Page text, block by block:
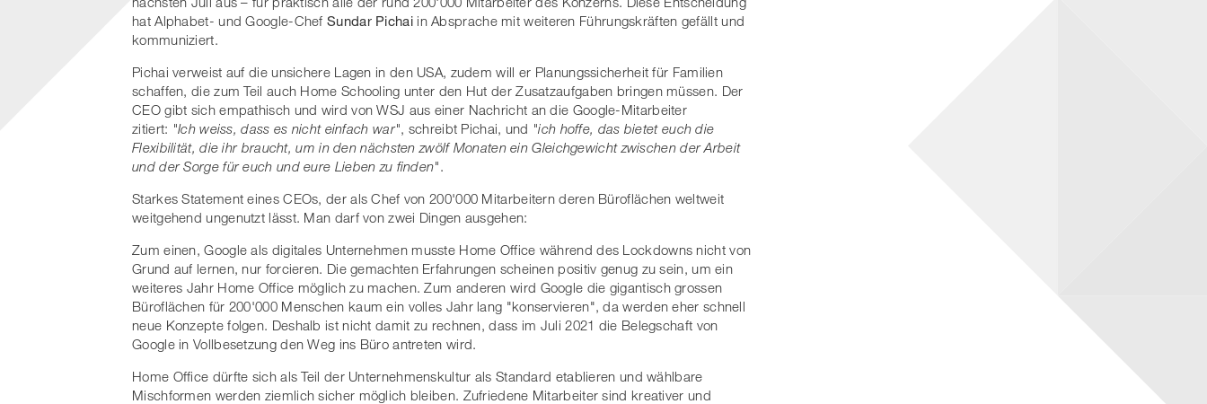
hat Alphabet- und Google-ChefSundar Pichaiin Absprache mit weiteren Führungskräften gefällt und
kommuniziert.
Pichai verweist auf die unsichere Lagen in den USA, zudem will er Planungssicherheit für Familien
schaffen, die zum Teil auch Home Schooling unter den Hut der Zusatzaufgaben bringen müssen. Der
CEO gibt sich empathisch und wird von WSJ aus einer Nachricht an die Google-Mitarbeiter
zitiert: "Ich weiss, dass es nicht einfach war", schreibt Pichai, und "ich hoffe, das bietet euch die
Flexibilität, die ihr braucht, um in den nächsten zwölf Monaten ein Gleichgewicht zwischen der Arbeit
und der Sorge für euch und eure Lieben zu finden".
Starkes Statement eines CEOs, der als Chef von 200'000 Mitarbeitern deren Büroflächen weltweit
weitgehend ungenutzt lässt. Man darf von zwei Dingen ausgehen:
Zum einen, Google als digitales Unternehmen musste Home Office während des Lockdowns nicht von
Grund auf lernen, nur forcieren. Die gemachten Erfahrungen scheinen positiv genug zu sein, um ein
weiteres Jahr Home Office möglich zu machen. Zum anderen wird Google die gigantisch grossen
Büroflächen für 200'000 Menschen kaum ein volles Jahr lang "konservieren", da werden eher schnell
neue Konzepte folgen. Deshalb ist nicht damit zu rechnen, dass im Juli 2021 die Belegschaft von
Google in Vollbesetzung den Weg ins Büro antreten wird.
Home Office dürfte sich als Teil der Unternehmenskultur als Standard etablieren und wählbare
Mischformen werden ziemlich sicher möglich bleiben. Zufriedene Mitarbeiter sind kreativer und